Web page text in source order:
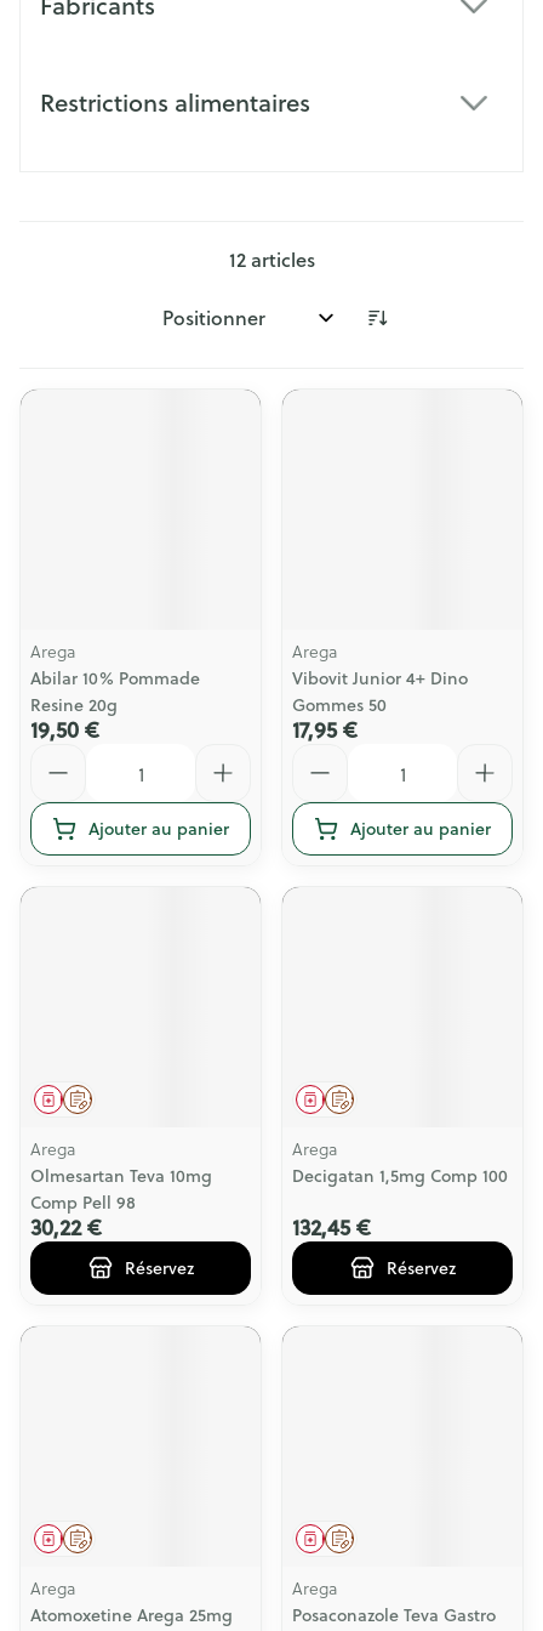
Restrictions alimentaires
12articles
Trier par:
Arega
Abilar 10% Pommade
Resine 20g
19,50 €
Ajouter au panier
Arega
Vibovit Junior 4+ Dino
Gommes 50
17,95 €
Ajouter au panier
Sur prescription
Médicament
Arega
Olmesartan Teva 10mg
Comp Pell 98
30,22 €
Réservez
Sur prescription
Médicament
Arega
Decigatan 1,5mg Comp 100
132,45 €
Réservez
Sur prescription
Médicament
Arega
Atomoxetine Arega 25mg
Sur prescription
Médicament
Arega
Posaconazole Teva Gastro